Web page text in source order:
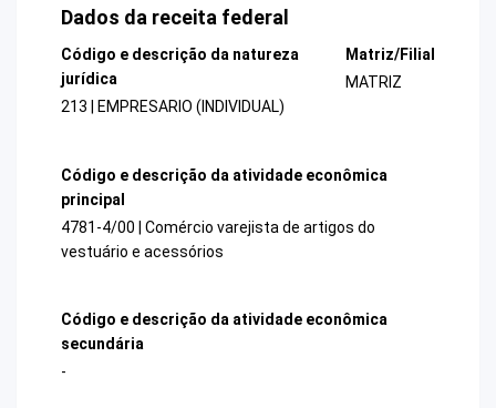
Dados da receita federal
Código e descrição da natureza
jurídica
213 | EMPRESARIO (INDIVIDUAL)
Matriz/Filial
MATRIZ
Código e descrição da atividade econômica
principal
4781-4/00 | Comércio varejista de artigos do
vestuário e acessórios
Código e descrição da atividade econômica
secundária
-